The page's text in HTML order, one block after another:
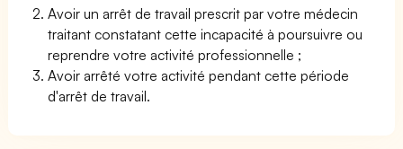
Avoir un arrêt de travail prescrit par votre médecin
traitant constatant cette incapacité à poursuivre ou
reprendre votre activité professionnelle ;
Avoir arrêté votre activité pendant cette période
d'arrêt de travail.